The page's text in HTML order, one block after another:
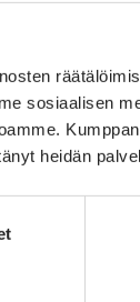
sosiaalisen
heidän